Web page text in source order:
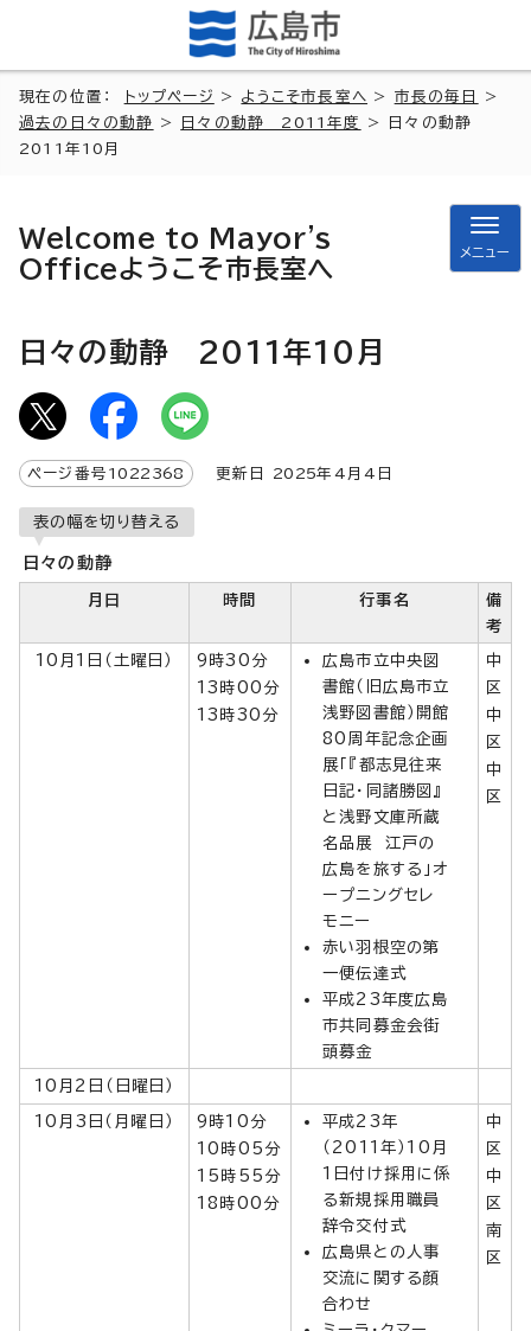
現在の位置： トップページ > ようこそ市長室へ > 市長の毎日
>
過去の日々の動静
> 日々の動静 2011年度
> 日々の動静
2011年10月
Welcome to Mayor's
Officeようこそ市長室へ
メニュー
日々の動静 2011年10月
ページ番号 1022368 更新日 2025年4月4日
表の幅を切り替える
日々の動静
月日 時間 行事名
備
考
10月1日（土曜日）
9時30分
13時00分
13時30分
広島市立中央図
書館（旧広島市立
浅野図書館）開館
80周年記念企画
展「『都志見往来
日記・同諸勝図』
と浅野文庫所蔵
名品展 江戸の
広島を旅する」オ
ープニングセレ
モニー
赤い羽根空の第
一便伝達式
平成23年度広島
市共同募金会街
頭募金
中
区
中
区
中
区
10月2日（日曜日）
10月3日（月曜日）
9時10分
10時05分
15時55分
18時00分
平成23年
（2011年）10月
1日付け採用に係
る新規採用職員
辞令交付式
広島県との人事
交流に関する顔
合わせ
中
区
中
区
南
区